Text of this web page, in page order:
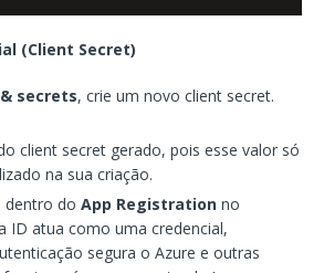
(Client Secret)
secrets, crie um novo client secret.
client secret gerado, pois esse valor só
na sua criação.
dentro do App Registration no
ID atua como uma credencial,
segura o Azure e outras